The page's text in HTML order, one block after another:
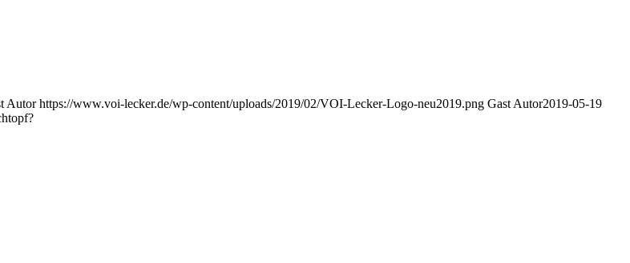
Autor https://www.voi-lecker.de/wp-content/uploads/2019/02/VOI-Lecker-Logo-neu2019.png Gast Autor2019-05-19